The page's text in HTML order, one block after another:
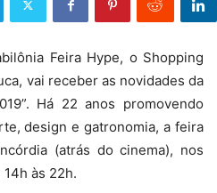
Feira Hype, o Shopping
vai receber as novidades da
Há 22 anos promovendo
design e gatronomia, a feira
(atrás do cinema), nos
às 22h.